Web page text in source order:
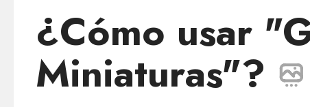
¿Cómo usar
Miniaturas"?